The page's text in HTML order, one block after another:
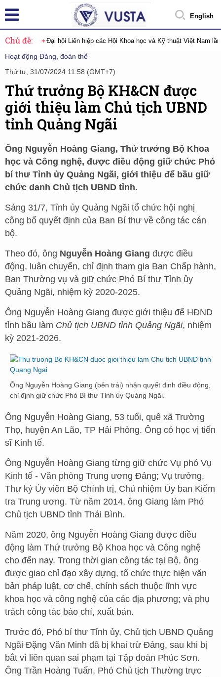
English
Chủ đề: Đại hội Liên hiệp các Hội Khoa học và Kỹ thuật Việt Nam
Hoạt động Đảng, đoàn thể
Thứ tư, 31/07/2024 11:58 (GMT+7)
Thứ trưởng Bộ KH&CN được
giới thiệu làm Chủ tịch UBND
tỉnh Quảng Ngãi
Ông Nguyễn Hoàng Giang, Thứ trưởng Bộ Khoa
học và Công nghệ, được điều động giữ chức Phó
bí thư Tỉnh ủy Quảng Ngãi, giới thiệu để bầu giữ
chức danh Chủ tịch UBND tỉnh.
Sáng 31/7, Tỉnh ủy Quảng Ngãi tổ chức hội nghị
công bố quyết định của Ban Bí thư về công tác cán
bộ.
Theo đó, ông Nguyễn Hoàng Giang được điều
động, luân chuyển, chỉ định tham gia Ban Chấp hành,
Ban Thường vụ và giữ chức Phó Bí thư Tỉnh ủy
Quảng Ngãi, nhiệm kỳ 2020-2025.
Ông Nguyễn Hoàng Giang được giới thiệu để HĐND
tỉnh bầu làm Chủ tịch UBND tỉnh Quảng Ngãi, nhiệm
kỳ 2021-2026.
Ông Nguyễn Hoàng Giang (bên trái) nhận quyết định điều động,
chỉ định giữ chức Phó Bí thư Tỉnh ủy Quảng Ngãi.
Ông Nguyễn Hoàng Giang, 53 tuổi, quê xã Trường
Thọ, huyện An Lão, TP Hải Phòng. Ông có học vị tiến
sĩ Kinh tế.
Ông Nguyễn Hoàng Giang từng giữ chức Vụ phó Vụ
Kinh tế - Văn phòng Trung ương Đảng; Vụ trưởng,
Thư ký Ủy viên Bộ Chính trị, Chủ nhiệm Ủy ban Kiểm
tra Trung ương. Từ năm 2014, ông Giang làm Phó
Chủ tịch UBND tỉnh Thái Bình.
Năm 2020, ông Nguyễn Hoàng Giang được điều
động làm Thứ trưởng Bộ Khoa học và Công nghệ
cho đến nay. Trong thời gian công tác tại Bộ, ông
được giao chỉ đạo xây dựng, tổ chức thực hiện văn
bản pháp luật, cơ chế, chính sách thuộc lĩnh vực
khoa học và công nghệ của các địa phương; và phụ
trách công tác báo chí, xuất bản.
Trước đó, Phó bí thư Tỉnh ủy, Chủ tịch UBND Quảng
Ngãi Đặng Văn Minh đã bị khai trừ Đảng, sau khi bị
bắt vì liên quan sai phạm tại Tập đoàn Phúc Sơn.
Ông Trần Hoàng Tuấn, Phó Chủ tịch Thường trực